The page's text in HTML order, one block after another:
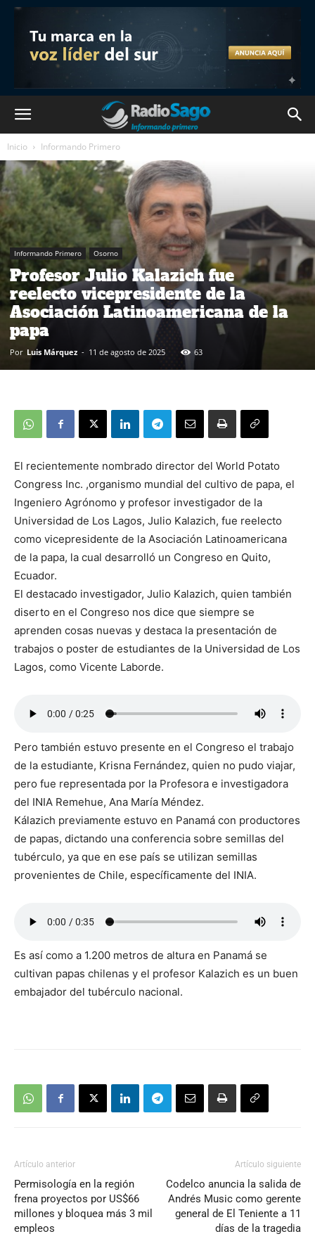
Inicio Informando Primero
Informando Primero Osorno
Profesor Julio Kalazich fue
reelecto vicepresidente de la
Asociación Latinoamericana de la
papa
Por Luis Márquez - 11 de agosto de 2025 63
El recientemente nombrado director del World Potato
Congress Inc. ,organismo mundial del cultivo de papa, el
Ingeniero Agrónomo y profesor investigador de la
Universidad de Los Lagos, Julio Kalazich, fue reelecto
como vicepresidente de la Asociación Latinoamericana
de la papa, la cual desarrolló un Congreso en Quito,
Ecuador.
El destacado investigador, Julio Kalazich, quien también
diserto en el Congreso nos dice que siempre se
aprenden cosas nuevas y destaca la presentación de
trabajos o poster de estudiantes de la Universidad de Los
Lagos, como Vicente Laborde.
Pero también estuvo presente en el Congreso el trabajo
de la estudiante, Krisna Fernández, quien no pudo viajar,
pero fue representada por la Profesora e investigadora
del INIA Remehue, Ana María Méndez.
Kálazich previamente estuvo en Panamá con productores
de papas, dictando una conferencia sobre semillas del
tubérculo, ya que en ese país se utilizan semillas
provenientes de Chile, específicamente del INIA.
Es así como a 1.200 metros de altura en Panamá se
cultivan papas chilenas y el profesor Kalazich es un buen
embajador del tubérculo nacional.
Artículo anterior
Permisología en la región
frena proyectos por US$66
millones y bloquea más 3 mil
empleos
Artículo siguiente
Codelco anuncia la salida de
Andrés Music como gerente
general de El Teniente a 11
días de la tragedia